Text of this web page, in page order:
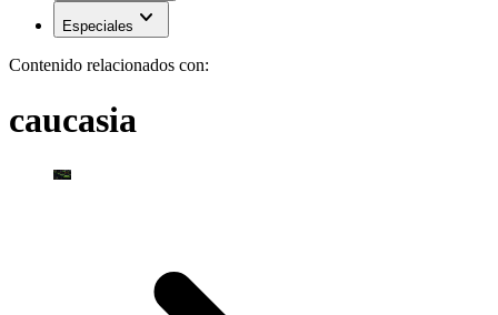
Especiales expand_more
Contenido relacionados con:
caucasia